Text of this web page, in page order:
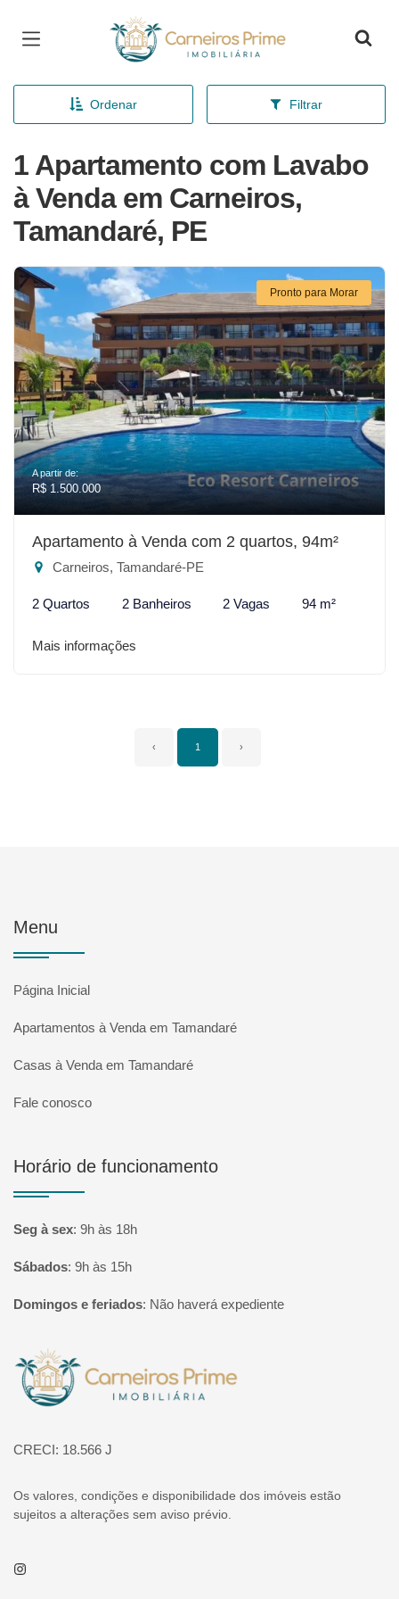
Página inicial
Ordenar Filtrar
1 Apartamento com Lavabo
à Venda em Carneiros,
Tamandaré, PE
Pronto para Morar
A partir de:
R$ 1.500.000
Apartamento à Venda com 2 quartos, 94m²
Carneiros, Tamandaré-PE
2 Quartos 2 Banheiros 2 Vagas 94 m²
Mais informações
‹ 1 ›
Menu
Página Inicial
Apartamentos à Venda em Tamandaré
Casas à Venda em Tamandaré
Fale conosco
Horário de funcionamento
Seg à sex: 9h às 18h
Sábados: 9h às 15h
Domingos e feriados: Não haverá expediente
Página inicial
CRECI: 18.566 J
Os valores, condições e disponibilidade dos imóveis estão
sujeitos a alterações sem aviso prévio.
Instagram